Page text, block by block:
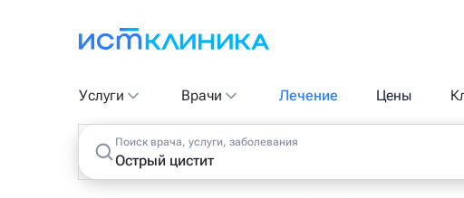
Услуги Врачи Лечение Цены
Поиск врача, услуги, заболевания